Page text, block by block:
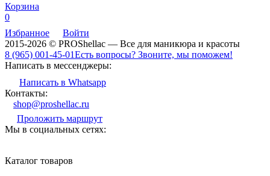
Корзина
0
Избранное
Войти
2015-2026 © PROShellac — Все для маникюра и красоты
8 (965) 001-45-01Есть вопросы? Звоните, мы поможем!
Написать в мессенджеры:
Написать в Whatsapp
Контакты:
shop@proshellac.ru
Проложить маршрут
Мы в социальных сетях:
Каталог товаров